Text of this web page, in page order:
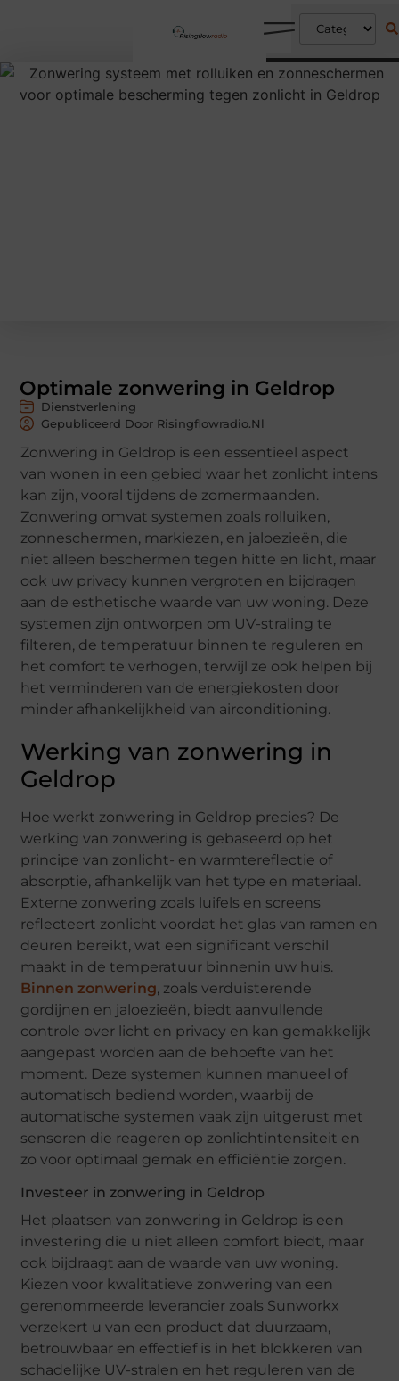
Optimale zonwering in Geldrop
Dienstverlening
Gepubliceerd Door Risingflowradio.nl
Zonwering in Geldrop is een essentieel aspect
van wonen in een gebied waar het zonlicht intens
kan zijn, vooral tijdens de zomermaanden.
Zonwering omvat systemen zoals rolluiken,
zonneschermen, markiezen, en jaloezieën, die
niet alleen beschermen tegen hitte en licht, maar
ook uw privacy kunnen vergroten en bijdragen
aan de esthetische waarde van uw woning. Deze
systemen zijn ontworpen om UV-straling te
filteren, de temperatuur binnen te reguleren en
het comfort te verhogen, terwijl ze ook helpen bij
het verminderen van de energiekosten door
minder afhankelijkheid van airconditioning.
Werking van zonwering in
Geldrop
Hoe werkt zonwering in Geldrop precies? De
werking van zonwering is gebaseerd op het
principe van zonlicht- en warmtereflectie of
absorptie, afhankelijk van het type en materiaal.
Externe zonwering zoals luifels en screens
reflecteert zonlicht voordat het glas van ramen en
deuren bereikt, wat een significant verschil
maakt in de temperatuur binnenin uw huis.
Binnen zonwering, zoals verduisterende
gordijnen en jaloezieën, biedt aanvullende
controle over licht en privacy en kan gemakkelijk
aangepast worden aan de behoefte van het
moment. Deze systemen kunnen manueel of
automatisch bediend worden, waarbij de
automatische systemen vaak zijn uitgerust met
sensoren die reageren op zonlichtintensiteit en
zo voor optimaal gemak en efficiëntie zorgen.
Investeer in zonwering in Geldrop
Het plaatsen van zonwering in Geldrop is een
investering die u niet alleen comfort biedt, maar
ook bijdraagt aan de waarde van uw woning.
Kiezen voor kwalitatieve zonwering van een
gerenommeerde leverancier zoals Sunworkx
verzekert u van een product dat duurzaam,
betrouwbaar en effectief is in het blokkeren van
schadelijke UV-stralen en het reguleren van de